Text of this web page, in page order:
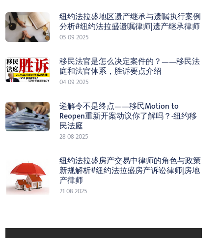
纽约法拉盛地区遗产继承与遗嘱执行案例
分析#纽约法拉盛遗嘱律师|遗产继承律师
05 09 2025
移民法官是怎么决定案件的？——移民法
庭和法官体系，胜诉要点介绍
04 09 2025
递解令不是终点——移民Motion to
Reopen重新开案动议你了解吗？-纽约移
民法庭
28 08 2025
纽约法拉盛房产交易中律师的角色与政策
新规解析#纽约法拉盛房产诉讼律师|房地
产律师
21 08 2025